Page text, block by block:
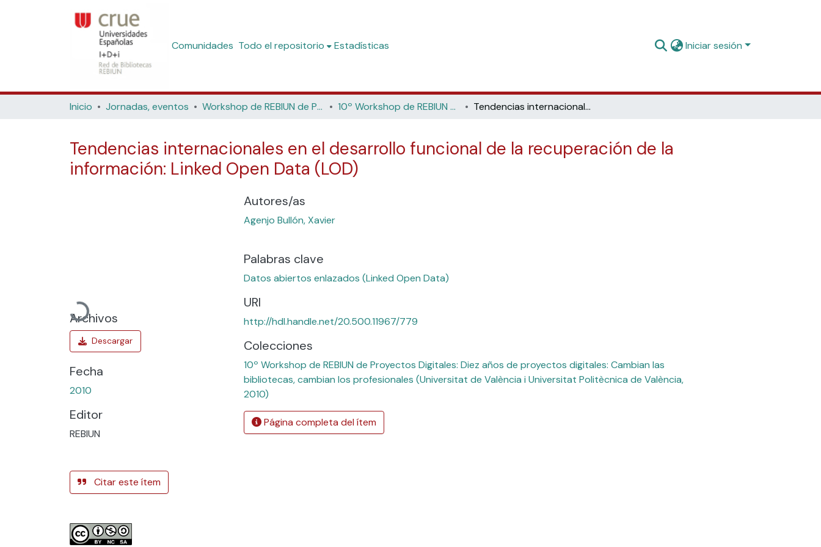
Comunidades Todo el repositorio Estadísticas Iniciar sesión
Inicio Jornadas, eventos Workshop de REBIUN de Proyectos Digitales 10º Workshop de REBIUN de Proyectos Digitales: Diez años de proyectos digitales: Cambian las bibliotecas, cambian los profesionales (Universitat de València i Universitat Politècnica de València, 2010) Tendencias internacionales en el desarrollo funcional de la recuperación de la información: Linked Open Data (LOD)
Tendencias internacionales en el desarrollo funcional de la recuperación de la
información: Linked Open Data (LOD)
Cargando...
Archivos
Fecha
2010
Editor
REBIUN
Citar este ítem
Autores/as
Agenjo Bullón, Xavier
Palabras clave
Datos abiertos enlazados (Linked Open Data)
URI
http://hdl.handle.net/20.500.11967/779
Colecciones
10º Workshop de REBIUN de Proyectos Digitales: Diez años de proyectos digitales: Cambian las
bibliotecas, cambian los profesionales (Universitat de València i Universitat Politècnica de València,
2010)
Página completa del ítem